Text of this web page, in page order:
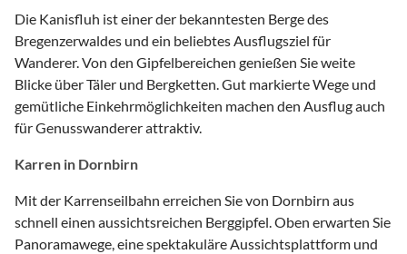
Die Kanisfluh ist einer der bekanntesten Berge des
Bregenzerwaldes und ein beliebtes Ausflugsziel für
Wanderer. Von den Gipfelbereichen genießen Sie weite
Blicke über Täler und Bergketten. Gut markierte Wege und
gemütliche Einkehrmöglichkeiten machen den Ausflug auch
für Genusswanderer attraktiv.
Karren in Dornbirn
Mit der Karrenseilbahn erreichen Sie von Dornbirn aus
schnell einen aussichtsreichen Berggipfel. Oben erwarten Sie
Panoramawege, eine spektakuläre Aussichtsplattform und